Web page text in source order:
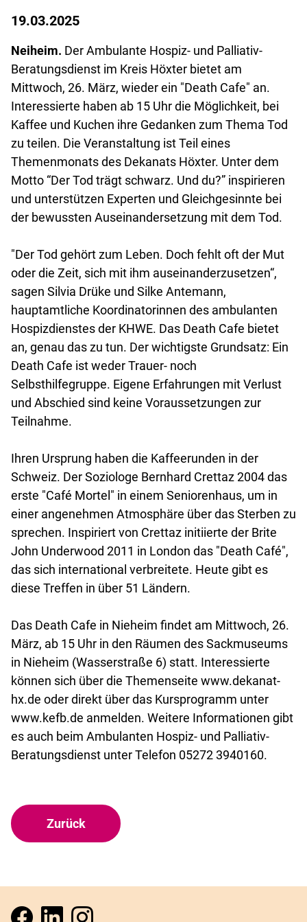
19.03.2025
Neiheim. Der Ambulante Hospiz- und Palliativ-
Beratungsdienst im Kreis Höxter bietet am
Mittwoch, 26. März, wieder ein "Death Cafe" an.
Interessierte haben ab 15 Uhr die Möglichkeit, bei
Kaffee und Kuchen ihre Gedanken zum Thema Tod
zu teilen. Die Veranstaltung ist Teil eines
Themenmonats des Dekanats Höxter. Unter dem
Motto “Der Tod trägt schwarz. Und du?” inspirieren
und unterstützen Experten und Gleichgesinnte bei
der bewussten Auseinandersetzung mit dem Tod.
"Der Tod gehört zum Leben. Doch fehlt oft der Mut
oder die Zeit, sich mit ihm auseinanderzusetzen“,
sagen Silvia Drüke und Silke Antemann,
hauptamtliche Koordinatorinnen des ambulanten
Hospizdienstes der KHWE. Das Death Cafe bietet
an, genau das zu tun. Der wichtigste Grundsatz: Ein
Death Cafe ist weder Trauer- noch
Selbsthilfegruppe. Eigene Erfahrungen mit Verlust
und Abschied sind keine Voraussetzungen zur
Teilnahme.
Ihren Ursprung haben die Kaffeerunden in der
Schweiz. Der Soziologe Bernhard Crettaz 2004 das
erste "Café Mortel" in einem Seniorenhaus, um in
einer angenehmen Atmosphäre über das Sterben zu
sprechen. Inspiriert von Crettaz initiierte der Brite
John Underwood 2011 in London das "Death Café",
das sich international verbreitete. Heute gibt es
diese Treffen in über 51 Ländern.
Das Death Cafe in Nieheim findet am Mittwoch, 26.
März, ab 15 Uhr in den Räumen des Sackmuseums
in Nieheim (Wasserstraße 6) statt. Interessierte
können sich über die Themenseite www.dekanat-
hx.de oder direkt über das Kursprogramm unter
www.kefb.de anmelden. Weitere Informationen gibt
es auch beim Ambulanten Hospiz- und Palliativ-
Beratungsdienst unter Telefon 05272 3940160.
Zurück